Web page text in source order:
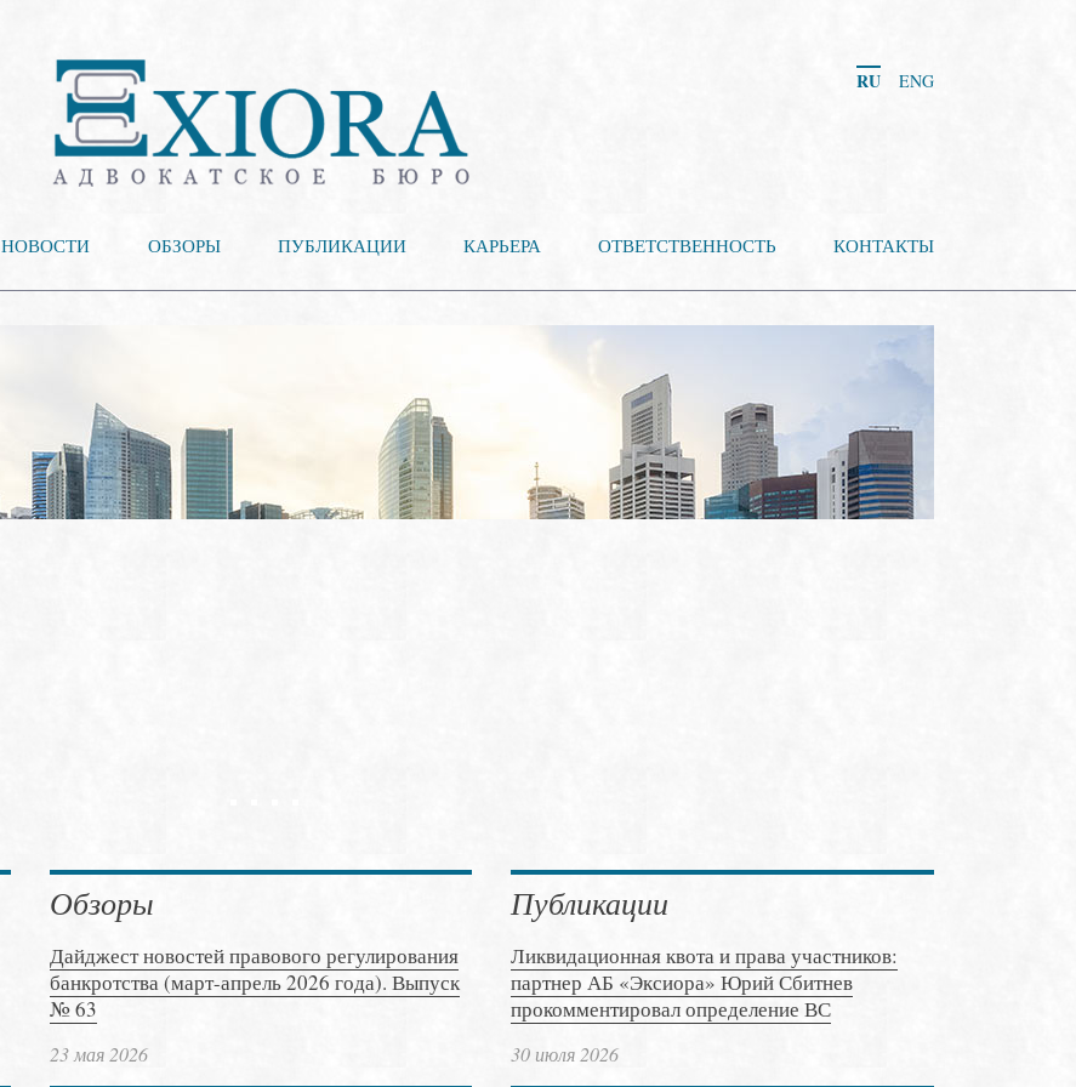
RU ENG
НОВОСТИ ОБЗОРЫ ПУБЛИКАЦИИ КАРЬЕРА ОТВЕТСТВЕННОСТЬ КОНТАКТЫ
Обзоры
Дайджест новостей правового регулирования
банкротства (март-апрель 2026 года). Выпуск
№ 63
23 мая 2026
Публикации
Ликвидационная квота и права участников:
партнер АБ «Эксиора» Юрий Сбитнев
прокомментировал определение ВС
30 июля 2026